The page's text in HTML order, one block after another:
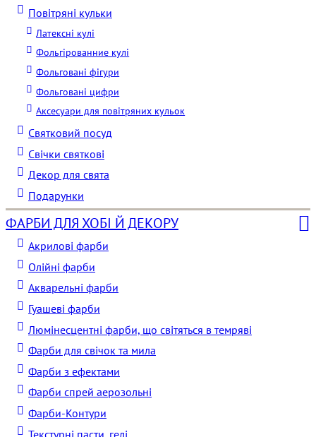
Повітряні кульки
Латексні кулі
Фольгірованние кулі
Фольговані фігури
Фольговані цифри
Аксесуари для повітряних кульок
Святковий посуд
Свічки святкові
Декор для свята
Подарунки
ФАРБИ ДЛЯ ХОБІ Й ДЕКОРУ
Акрилові фарби
Олійні фарби
Акварельні фарби
Гуашеві фарби
Люмінесцентні фарби, що світяться в темряві
Фарби для свічок та мила
Фарби з ефектами
Фарби спрей аерозольні
Фарби-Контури
Текстурні пасти, гелі